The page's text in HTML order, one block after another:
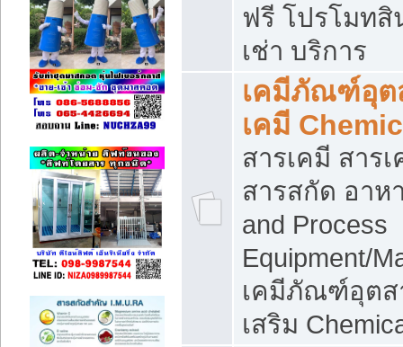
ฟรี โปรโมท
เช่า บริการ
เคมีภัณฑ์อุต
เคมี
สารเคมี สาร
สารสกัด อาห
and Process
Equipment/
เคมีภัณฑ์อุตส
เสริม